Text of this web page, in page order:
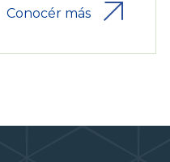
Conocér más